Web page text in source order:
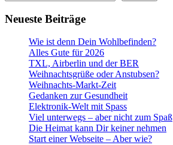
Neueste Beiträge
Wie ist denn Dein Wohlbefinden?
Alles Gute für 2026
TXL, Airberlin und der BER
Weihnachtsgrüße oder Anstubsen?
Weihnachts-Markt-Zeit
Gedanken zur Gesundheit
Elektronik-Welt mit Spass
Viel unterwegs – aber nicht zum Spaß
Die Heimat kann Dir keiner nehmen
Start einer Webseite – Aber wie?